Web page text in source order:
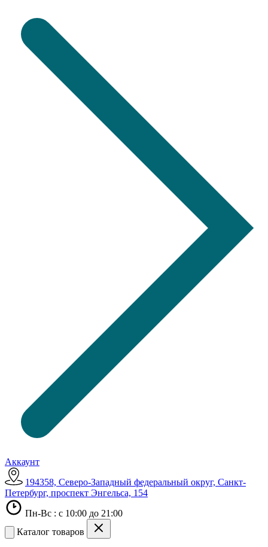
Аккаунт
194358, Северо-Западный федеральный округ, Санкт-
Петербург, проспект Энгельса, 154
Пн-Вс : с 10:00 до 21:00
Каталог товаров